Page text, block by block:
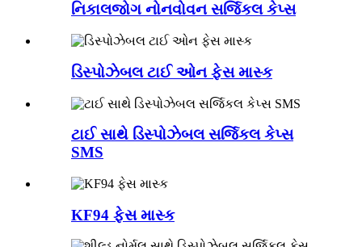
નિકાલજોગ નોનવોવન સર્જિકલ કેપ્સ
ડિસ્પોઝેબલ ટાઈ ઓન ફેસ માસ્ક
ટાઈ સાથે ડિસ્પોઝેબલ સર્જિકલ કેપ્સ
SMS
KF94 ફેસ માસ્ક